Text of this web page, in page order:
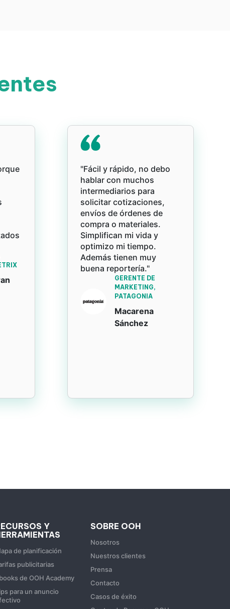
"Fácil y rápido, no debo
hablar con muchos
intermediarios para
solicitar cotizaciones,
envíos de órdenes de
compra o materiales.
Simplifican mi vida y
optimizo mi tiempo.
Además tienen muy
buena reportería."
GERENTE DE
MARKETING,
PATAGONIA
Macarena
Sánchez
Y
de planificación
publicitarias
de OOH Academy
para un anuncio
SOBRE OOH
Nosotros
Nuestros clientes
Prensa
Contacto
Casos de éxito